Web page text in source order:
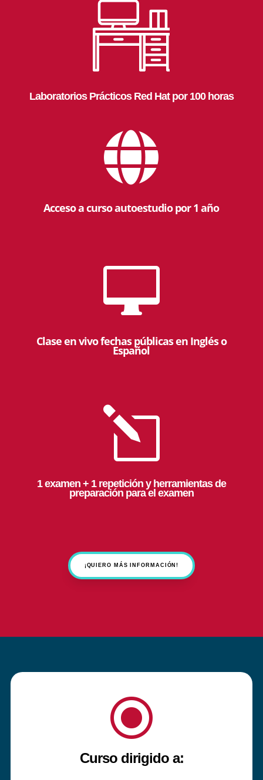
Laboratorios Prácticos Red Hat por 100 horas

Acceso a curso autoestudio por 1 año

Clase en vivo fechas públicas en Inglés o
Español
l
1 examen + 1 repetición y herramientas de
preparación para el examen
¡QUIERO MÁS INFORMACIÓN!
\
Curso dirigido a: